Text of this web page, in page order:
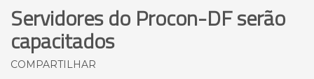
Servidores do Procon-DF serão
capacitados
COMPARTILHAR